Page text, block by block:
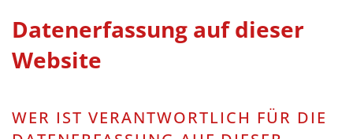
Datenerfassung auf dieser
Website
WER IST VERANTWORTLICH FÜR DIE